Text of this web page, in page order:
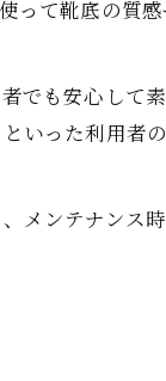
って靴底の質
でも安心して
いった利用者
ンテナンス時